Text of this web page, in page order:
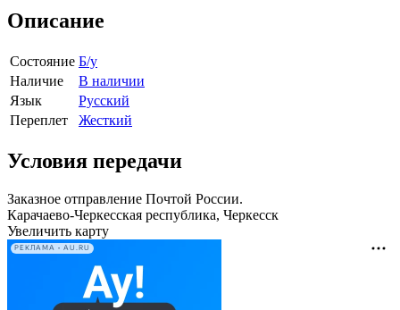
Описание
Состояние Б/у
Наличие
В наличии
Язык
Русский
Переплет
Жесткий
Условия передачи
Заказное отправление Почтой России.
Карачаево-Черкесская республика, Черкесск
Увеличить карту
РЕКЛАМА • AU.RU